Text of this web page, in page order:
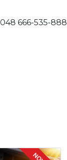
666-535-888